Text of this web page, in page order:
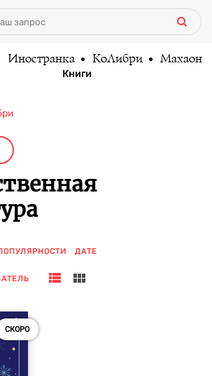
Иностранка КоЛибри Махаон
Книги
ДАТЕ
СКОРО